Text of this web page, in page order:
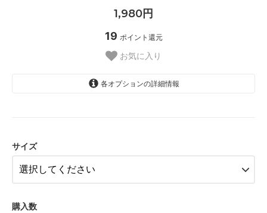
1,980円
19 ポイント還元
お気に入り
各オプションの詳細情報
サイズ
購入数